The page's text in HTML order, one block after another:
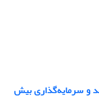
و سرمایه‌گذاری بیش